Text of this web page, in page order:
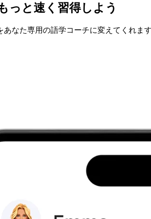
っと速く習得しよう
なた専用の語学コーチに変えてくれま